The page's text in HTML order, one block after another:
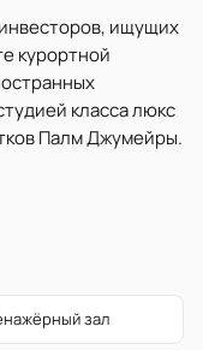
ищущих
курортной
класса люкс
Палм Джумейры.
зал